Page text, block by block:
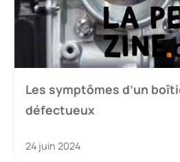
Les symptômes d’un
défectueux
24 juin 2024